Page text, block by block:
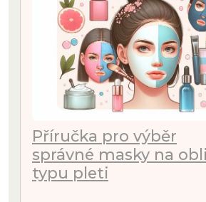
Příručka pro výběr
správné masky na
typu pleti